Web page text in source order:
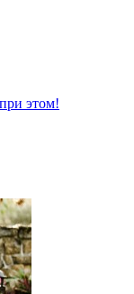
этом!